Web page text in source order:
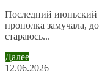
Последний июньский
прополка замучала,
стараюсь...
Далее
12.06.2026